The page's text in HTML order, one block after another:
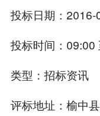
投标日期：
投标时间：09:00
类型：招标资讯
评标地址：榆中